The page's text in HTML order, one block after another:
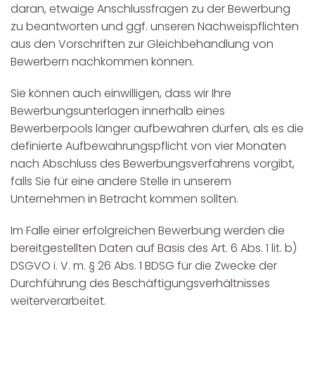
daran, etwaige Anschlussfragen zu der Bewerbung
zu beantworten und ggf. unseren Nachweispflichten
aus den Vorschriften zur Gleichbehandlung von
Bewerbern nachkommen können.
Sie können auch einwilligen, dass wir Ihre
Bewerbungsunterlagen innerhalb eines
Bewerberpools länger aufbewahren dürfen, als es die
definierte Aufbewahrungspflicht von vier Monaten
nach Abschluss des Bewerbungsverfahrens vorgibt,
falls Sie für eine andere Stelle in unserem
Unternehmen in Betracht kommen sollten.
Im Falle einer erfolgreichen Bewerbung werden die
bereitgestellten Daten auf Basis des Art. 6 Abs. 1 lit. b)
DSGVO i. V. m. § 26 Abs. 1 BDSG für die Zwecke der
Durchführung des Beschäftigungsverhältnisses
weiterverarbeitet.